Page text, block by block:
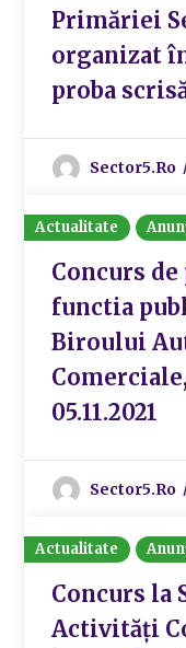
Primăriei
organizat
proba
Sector5.ro
Actualitate
Concurs
functia
Biroului
05.11.2021
Sector5.ro
Actualitate
Concurs la
Activități